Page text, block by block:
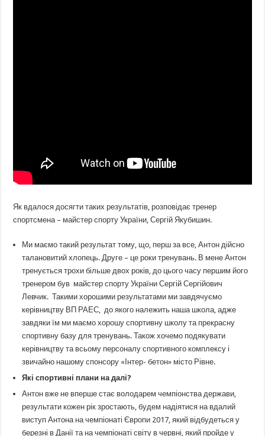
Як вдалося досягти таких результатів, розповідає тренер
спортсмена – майстер спорту України, Сергій Якубишин.
Ми маємо такий результат тому, що, перш за все, Антон дійсно
талановитий хлопець. Друге – це роки тренувань. В мене Антон
тренується трохи більше двох років, до цього часу першим його
тренером був майстер спорту України Сергій Сергійович
Левчик. Такими хорошими результатами ми завдячуємо
керівництву ВП РАЕС, до якого належить наша школа, адже
завдяки їм ми маємо хорошу спортивну школу та прекрасну
спортивну базу для тренувань. Також хочемо подякувати
керівництву та всьому персоналу спортивного комплексу і
звичайно нашому спонсору «Інтер- бетон» місто Рівне.
Які спортивні плани на далі?
Антон вже не вперше стає володарем чемпіонства держави,
результати кожен рік зростають, будем надіятися на вдалий
виступ Антона на чемпіонаті Європи 2017, який відбудеться у
березні в Данії та на чемпіонаті світу в червні, який пройде у